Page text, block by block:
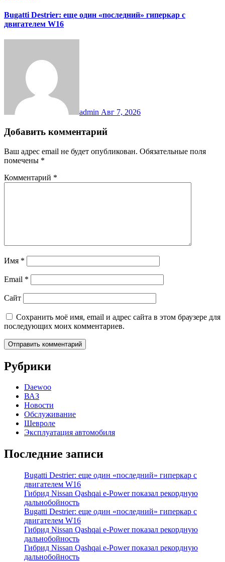
Bugatti Destrier: еще один «последний» гиперкар с
двигателем W16
admin Авг 7, 2026
Добавить комментарий
Ваш адрес email не будет опубликован. Обязательные поля
помечены *
Комментарий *
Имя *
Email *
Сайт
Сохранить моё имя, email и адрес сайта в этом браузере для
последующих моих комментариев.
Рубрики
Daewoo
ВАЗ
Новости
Обслуживание
Шевроле
Эксплуатация автомобиля
Последние записи
Bugatti Destrier: еще один «последний» гиперкар с
двигателем W16
Гибрид Nissan Qashqai e-Power показал рекордную
дальнобойность
Bugatti Destrier: еще один «последний» гиперкар с
двигателем W16
Гибрид Nissan Qashqai e-Power показал рекордную
дальнобойность
Гибрид Nissan Qashqai e-Power показал рекордную
дальнобойность